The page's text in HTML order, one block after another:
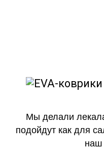
Мы делали
подойдут как для
наш